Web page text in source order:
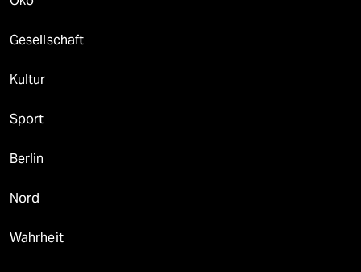
Gesellschaft
Kultur
Sport
Berlin
Nord
Wahrheit